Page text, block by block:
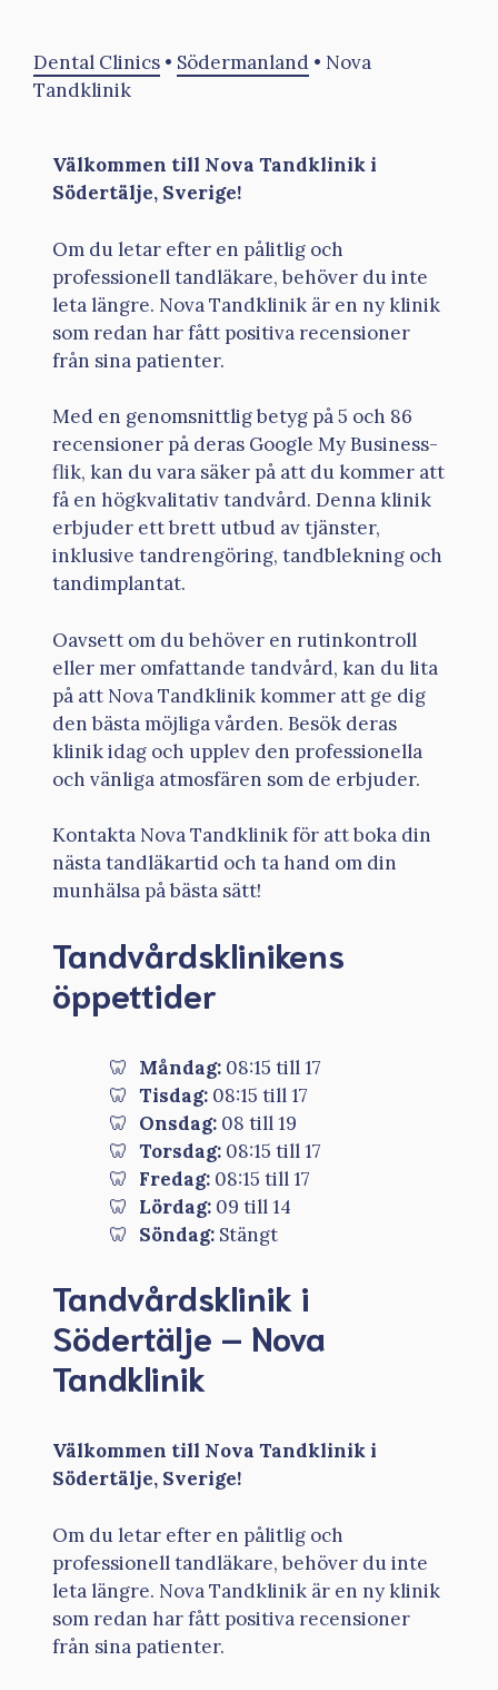
Dental Clinics • Södermanland • Nova
Tandklinik
Välkommen till Nova Tandklinik i
Södertälje, Sverige!
Om du letar efter en pålitlig och
professionell tandläkare, behöver du inte
leta längre. Nova Tandklinik är en ny klinik
som redan har fått positiva recensioner
från sina patienter.
Med en genomsnittlig betyg på 5 och 86
recensioner på deras Google My Business-
flik, kan du vara säker på att du kommer att
få en högkvalitativ tandvård. Denna klinik
erbjuder ett brett utbud av tjänster,
inklusive tandrengöring, tandblekning och
tandimplantat.
Oavsett om du behöver en rutinkontroll
eller mer omfattande tandvård, kan du lita
på att Nova Tandklinik kommer att ge dig
den bästa möjliga vården. Besök deras
klinik idag och upplev den professionella
och vänliga atmosfären som de erbjuder.
Kontakta Nova Tandklinik för att boka din
nästa tandläkartid och ta hand om din
munhälsa på bästa sätt!
Tandvårdsklinikens
öppettider
Måndag: 08:15 till 17
Tisdag: 08:15 till 17
Onsdag: 08 till 19
Torsdag: 08:15 till 17
Fredag: 08:15 till 17
Lördag: 09 till 14
Söndag: Stängt
Tandvårdsklinik i
Södertälje – Nova
Tandklinik
Välkommen till Nova Tandklinik i
Södertälje, Sverige!
Om du letar efter en pålitlig och
professionell tandläkare, behöver du inte
leta längre. Nova Tandklinik är en ny klinik
som redan har fått positiva recensioner
från sina patienter.